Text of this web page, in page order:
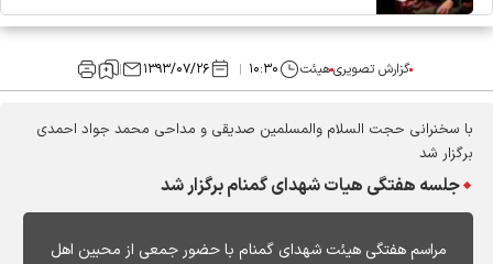
گزارش تصویریهیئت ۱۰:۳۰ ۱۳۹۳/۰۷/۲۶
با سخنرانی حجت السلام والمسلمین صدیقی و مداحی محمد جواد احمدی
برگزار شد
جلسه هفتگی هیات شهدای گمنام برگزار شد
مراسم هفتگی هیئت شهدای گمنام با حضور جمعی از محبین اهل